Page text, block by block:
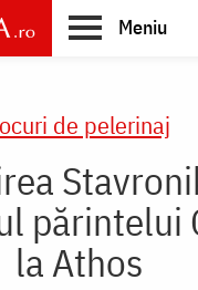
Meniu
de pelerinaj
părintelui
la Athos